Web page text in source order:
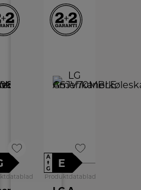
A
↑
G
E
Produktdatablad